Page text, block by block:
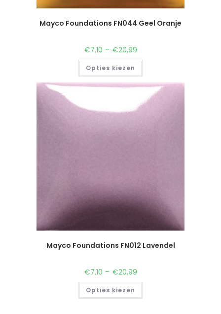
Mayco Foundations FN044 Geel Oranje
€7,10 - €20,99
Opties kiezen
Mayco Foundations FN012 Lavendel
€7,10 - €20,99
Opties kiezen